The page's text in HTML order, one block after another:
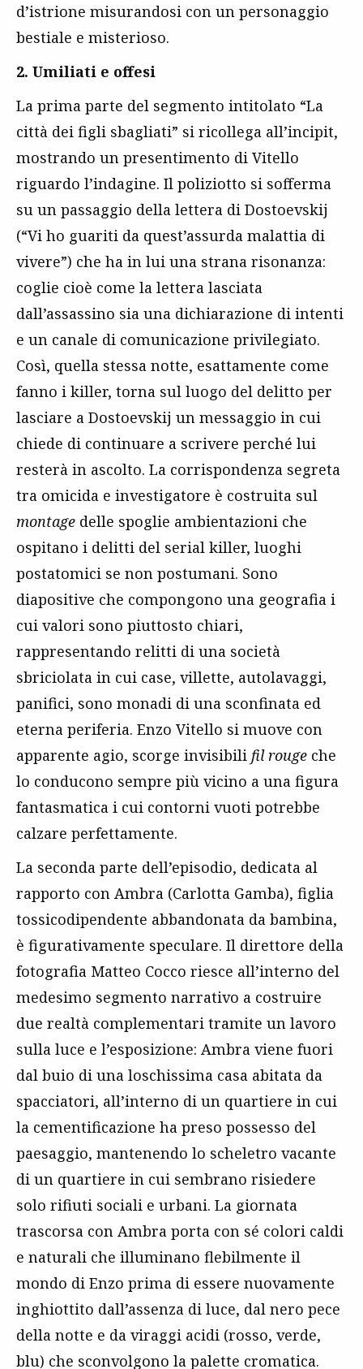
d’istrione misurandosi con un personaggio
bestiale e misterioso.
2. Umiliati e offesi
La prima parte del segmento intitolato “La
città dei figli sbagliati” si ricollega all’incipit,
mostrando un presentimento di Vitello
riguardo l’indagine. Il poliziotto si sofferma
su un passaggio della lettera di Dostoevskij
(“Vi ho guariti da quest’assurda malattia di
vivere”) che ha in lui una strana risonanza:
coglie cioè come la lettera lasciata
dall’assassino sia una dichiarazione di intenti
e un canale di comunicazione privilegiato.
Così, quella stessa notte, esattamente come
fanno i killer, torna sul luogo del delitto per
lasciare a Dostoevskij un messaggio in cui
chiede di continuare a scrivere perché lui
resterà in ascolto. La corrispondenza segreta
tra omicida e investigatore è costruita sul
montage delle spoglie ambientazioni che
ospitano i delitti del serial killer, luoghi
postatomici se non postumani. Sono
diapositive che compongono una geografia i
cui valori sono piuttosto chiari,
rappresentando relitti di una società
sbriciolata in cui case, villette, autolavaggi,
panifici, sono monadi di una sconfinata ed
eterna periferia. Enzo Vitello si muove con
apparente agio, scorge invisibili fil rouge che
lo conducono sempre più vicino a una figura
fantasmatica i cui contorni vuoti potrebbe
calzare perfettamente.
La seconda parte dell’episodio, dedicata al
rapporto con Ambra (Carlotta Gamba), figlia
tossicodipendente abbandonata da bambina,
è figurativamente speculare. Il direttore della
fotografia Matteo Cocco riesce all’interno del
medesimo segmento narrativo a costruire
due realtà complementari tramite un lavoro
sulla luce e l’esposizione: Ambra viene fuori
dal buio di una loschissima casa abitata da
spacciatori, all’interno di un quartiere in cui
la cementificazione ha preso possesso del
paesaggio, mantenendo lo scheletro vacante
di un quartiere in cui sembrano risiedere
solo rifiuti sociali e urbani. La giornata
trascorsa con Ambra porta con sé colori caldi
e naturali che illuminano flebilmente il
mondo di Enzo prima di essere nuovamente
inghiottito dall’assenza di luce, dal nero pece
della notte e da viraggi acidi (rosso, verde,
blu) che sconvolgono la palette cromatica.